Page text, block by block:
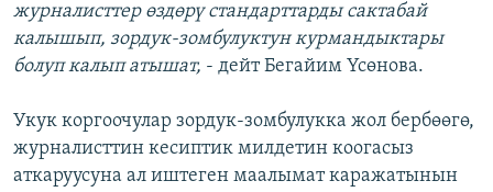
журналисттер өздөрү стандарттарды сактабай
калышып, зордук-зомбулуктун курмандыктары
болуп калып атышат, - дейт Бегайим Үсөнова.
Укук коргоочулар зордук-зомбулукка жол бербөөгө,
журналисттин кесиптик милдетин коогасыз
аткаруусуна ал иштеген маалымат каражатынын